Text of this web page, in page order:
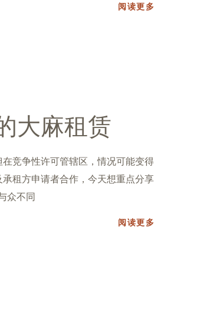
阅读更多
大麻租赁
竞争性许可管辖区，情况可能变得
租方申请者合作，今天想重点分享
众不同
阅读更多